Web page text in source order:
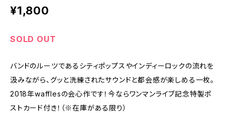
¥1,800
SOLD OUT
バンドのルーツであるシティポップスやインディーロックの流れを
汲みながら、グッと洗練されたサウンドと都会感が楽しめる一枚。
2018年wafflesの会心作です！今ならワンマンライブ記念特製ポ
ストカード付き！（※在庫がある限り）